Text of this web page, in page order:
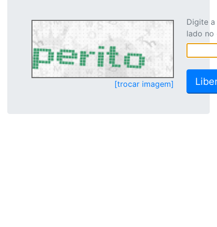
[trocar imagem]
Digite
lado no